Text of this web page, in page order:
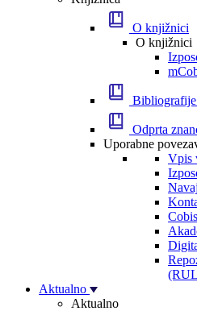
O knjižnici
O knjižnici
Odprta
Uporabne
Vpis
Aktualno
Aktualno